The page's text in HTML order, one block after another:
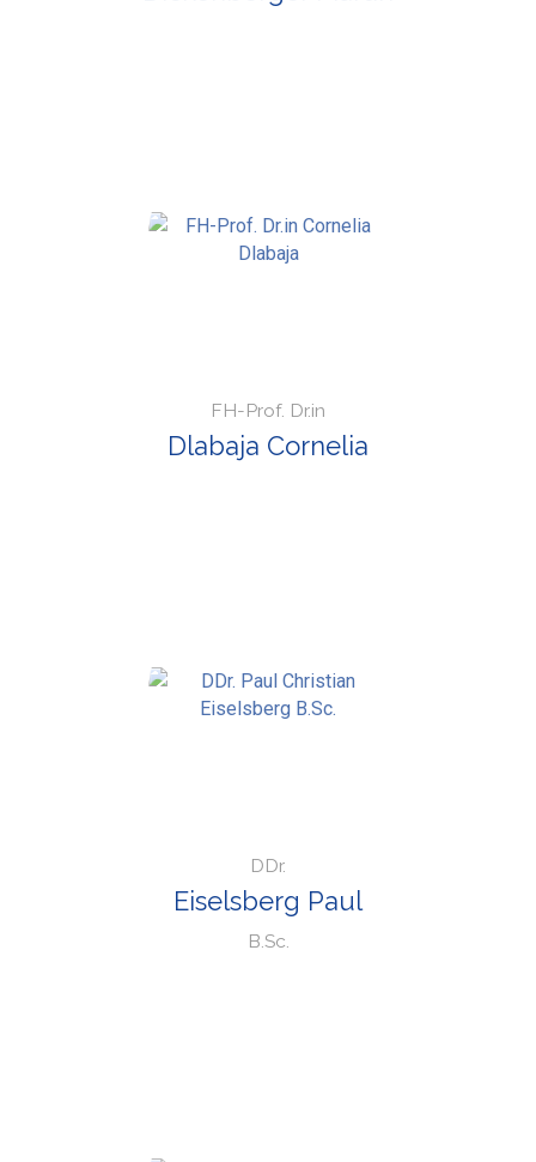
FH-Prof. Dr.in
Dlabaja Cornelia
DDr.
Eiselsberg Paul
B.Sc.